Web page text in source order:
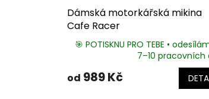
Dámská motorkářská mikina
Cafe Racer
🎯 POTISKNU PRO TEBE •
7–10 pracovních
od 989 Kč